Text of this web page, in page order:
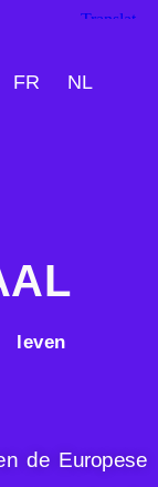
FR NL
leven
de Europese